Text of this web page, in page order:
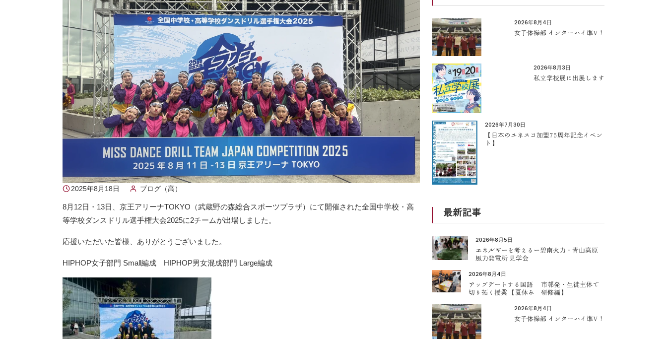
2025年8月18日 ブログ（高）
8月12日・13日、京王アリーナTOKYO（武蔵野の森総合スポーツプラザ）にて開催された全国中学校・高
等学校ダンスドリル選手権大会2025に2チームが出場しました。
応援いただいた皆様、ありがとうございました。
HIPHOP⼥⼦部⾨ Small編成 HIPHOP男⼥混成部⾨ Large編成
2026年8月4日
女子体操部 インターハイ準V！
2026年8月3日
私立学校展に出展します
2026年7月30日
【日本のユネスコ加盟75周年記念イベン
ト】
最新記事
2026年8月5日
エネルギーを考えるー碧南火力・青山高原
風力発電所 見学会
2026年8月4日
アップデートする国語 市邨発・生徒主体で
切り拓く授業 【夏休み 研修編】
2026年8月4日
女子体操部 インターハイ準V！